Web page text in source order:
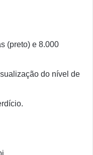
(preto) e 8.000
do nível de